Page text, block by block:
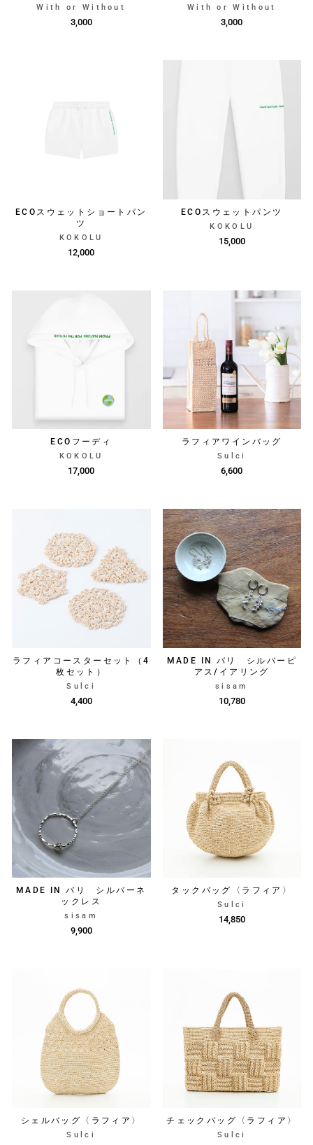
With or Without
3,000
With or Without
3,000
ECOスウェットショートパン
ツ
KOKOLU
12,000
ECOスウェットパンツ
KOKOLU
15,000
ECOフーディ
KOKOLU
17,000
ラフィアワインバッグ
Sulci
6,600
ラフィアコースターセット（4
枚セット）
Sulci
4,400
MADE IN バリ シルバーピ
アス/イアリング
sisam
10,780
MADE IN バリ シルバーネ
ックレス
sisam
9,900
タックバッグ〈ラフィア〉
Sulci
14,850
シェルバッグ〈ラフィア〉
Sulci
チェックバッグ〈ラフィア〉
Sulci